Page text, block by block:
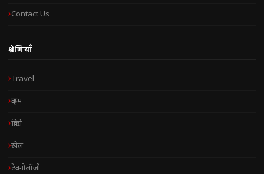
Contact Us
श्रेणियाँ
Travel
क्राइम
क्रिप्टो
खेल
टेक्नोलॉजी